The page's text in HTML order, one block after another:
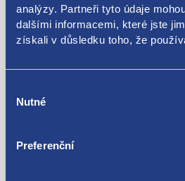
analýzy. Partneři tyto údaje
dalšími informacemi, které jste
získali v důsledku toho, že
souhlasu
Nutné
Preferenční
9640469680